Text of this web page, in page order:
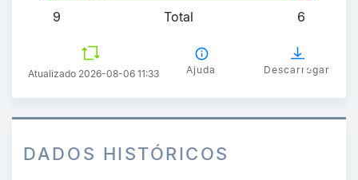
0
0
9 Total 6
Atualizado 2026-08-06 11:33 Ajuda Descarregar
DADOS HISTÓRICOS